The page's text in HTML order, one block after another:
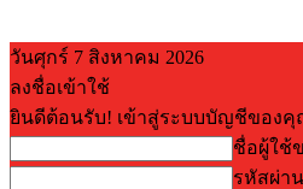
วันศุกร์ 7 สิงหาคม 2026
ลงชื่อเข้าใช้
ยินดีต้อนรับ! เข้าสู่ระบบบัญชีของ
ชื่อผู้ใช้
รหัสผ่า